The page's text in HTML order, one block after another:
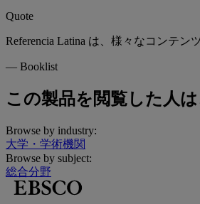
Quote
Referencia Latina は、様々なコンテ
— Booklist
この製品を閲覧した人
Browse by industry:
大学・学術機関
Browse by subject:
総合分野